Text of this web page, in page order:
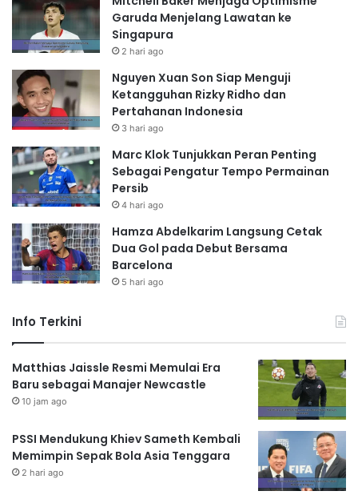
Garuda Menjelang Lawatan ke
Singapura
2 hari ago
Nguyen Xuan Son Siap Menguji
Ketangguhan Rizky Ridho dan
Pertahanan Indonesia
3 hari ago
Marc Klok Tunjukkan Peran Penting
Sebagai Pengatur Tempo Permainan
Persib
4 hari ago
Hamza Abdelkarim Langsung Cetak
Dua Gol pada Debut Bersama
Barcelona
5 hari ago
Info Terkini
Matthias Jaissle Resmi Memulai Era
Baru sebagai Manajer Newcastle
10 jam ago
PSSI Mendukung Khiev Sameth Kembali
Memimpin Sepak Bola Asia Tenggara
2 hari ago